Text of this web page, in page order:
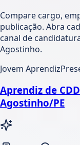
Compare cargo,
publicação. Abra
canal de
Agostinho.
Jovem Aprendiz
Aprendiz de
Agostinho/PE